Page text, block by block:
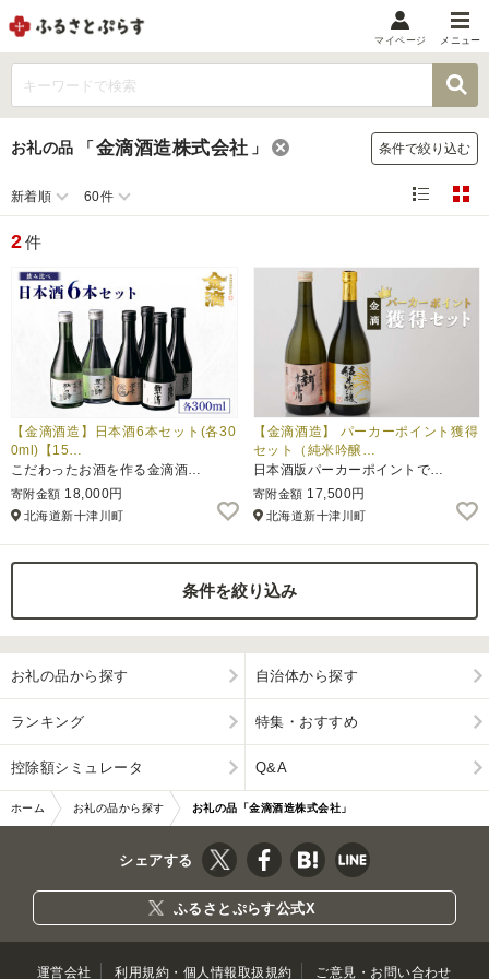
メニュー
マイメニュー
マイページ
メニュー
お礼の品から探す
お礼の品をカテゴリや金額で絞り込み
自治体から探す
特集・おすすめ
ふるさと納税とは
Q&A
マイページ
お礼の品 「金滴酒造株式会社 」 条件で絞り込む
新着順 60件
2件
【金滴酒造】日本酒6本セット(各30
0ml)【15…
こだわったお酒を作る金滴酒…
寄附金額 18,000円
北海道新十津川町
【金滴酒造】 パーカーポイント獲得
セット（純米吟醸…
日本酒版パーカーポイントで…
寄附金額 17,500円
北海道新十津川町
条件を絞り込み
お礼の品から探す 自治体から探す
ランキング 特集・おすすめ
控除額シミュレータ Q&A
ホーム お礼の品から探す お礼の品「金滴酒造株式会社」
シェアする
ふるさとぷらす公式X
運営会社 利用規約・個人情報取扱規約 ご意見・お問い合わせ